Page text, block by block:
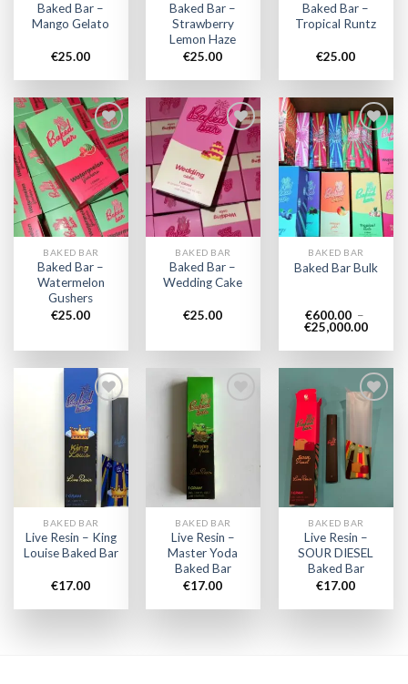
Baked Bar –
Mango Gelato
€25.00
Baked Bar –
Strawberry
Lemon Haze
€25.00
Baked Bar –
Tropical Runtz
€25.00
Add to
wishlist
BAKED BAR
Baked Bar –
Watermelon
Gushers
€25.00
Add to
wishlist
BAKED BAR
Baked Bar –
Wedding Cake
€25.00
Add to
wishlist
BAKED BAR
Baked Bar Bulk
€600.00 –
€25,000.00Plage
prix :
à
Add to
wishlist
BAKED BAR
Live Resin – King
Louise Baked Bar
€17.00
wishlist
BAKED BAR
Live Resin –
Master Yoda
Baked Bar
€17.00
Add to
wishlist
BAKED BAR
Live Resin –
SOUR DIESEL
Baked Bar
€17.00